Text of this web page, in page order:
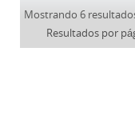
Mostrando 6
Resultados por